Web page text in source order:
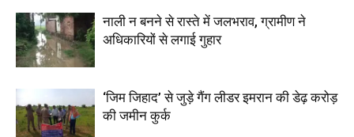
नाली न बनने से रास्ते में जलभराव, ग्रामीण ने
अधिकारियों से लगाई गुहार
‘जिम जिहाद’ से जुड़े गैंग लीडर इमरान की डेढ़ करोड़
की जमीन कुर्क